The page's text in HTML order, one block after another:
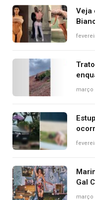
Veja
março
Gal
março